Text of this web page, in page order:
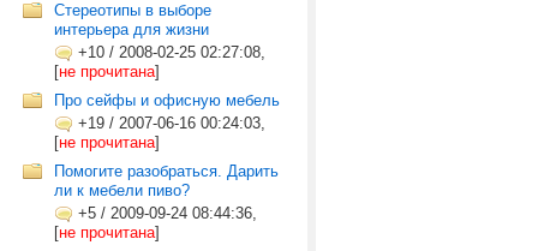
Cтереотипы в выборе
интерьера для жизни
+10 / 2008-02-25 02:27:08,
[не прочитана]
Про сейфы и офисную мебель
+19 / 2007-06-16 00:24:03,
[не прочитана]
Помогите разобраться. Дарить
ли к мебели пиво?
+5 / 2009-09-24 08:44:36,
[не прочитана]